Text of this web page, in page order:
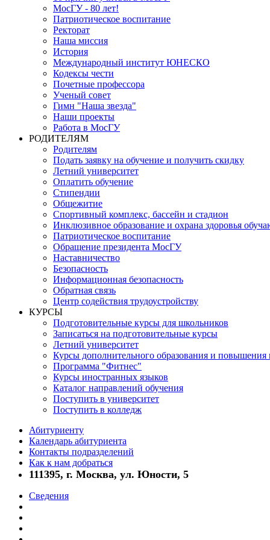
МосГУ - 80 лет!
Патриотическое воспитание
Ректорат
Наша миссия
История
Международный институт ЮНЕСКО
Кодексы чести
Почетные профессора
Ученый совет
Гимн "Наша звезда"
Наши проекты
Работа в МосГУ
РОДИТЕЛЯМ
Родителям
Подать заявку на обучение и получить скидку
Летний университет
Оплатить обучение
Стипендии
Общежитие
Спортивный комплекс, бассейн и стадион
Инклюзивное образование и охрана здоровья
Патриотическое воспитание
Обращение президента МосГУ
Наставничество
Безопасность
Информационная безопасность
Обратная связь
Центр содействия трудоустройству
КУРСЫ
Подготовительные курсы для школьников
Записаться на подготовительные курсы
Летний университет
Курсы дополнительного образования и повышения
Программа "Фитнес"
Курсы иностранных языков
Каталог направлений обучения
Поступить в университет
Поступить в колледж
Абитуриенту
Календарь абитуриента
Контакты подразделений
Как к нам добраться
111395, г. Москва, ул. Юности, 5
Сведения